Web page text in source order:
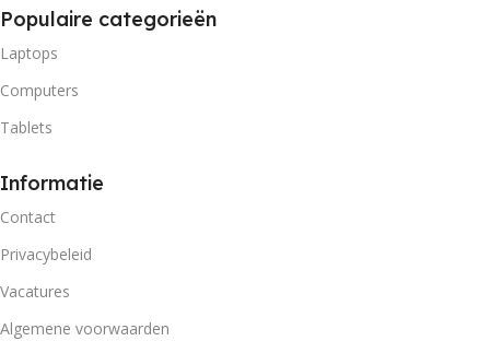
Populaire categorieën
Laptops
Computers
Tablets
Informatie
Contact
Privacybeleid
Vacatures
Algemene voorwaarden